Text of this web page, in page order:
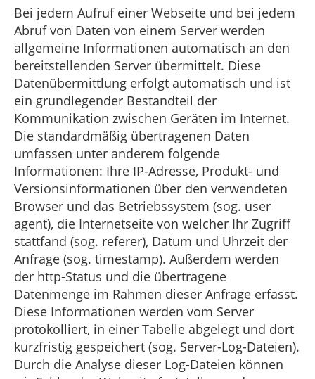
Bei jedem Aufruf einer Webseite und bei jedem
Abruf von Daten von einem Server werden
allgemeine Informationen automatisch an den
bereitstellenden Server übermittelt. Diese
Datenübermittlung erfolgt automatisch und ist
ein grundlegender Bestandteil der
Kommunikation zwischen Geräten im Internet.
Die standardmäßig übertragenen Daten
umfassen unter anderem folgende
Informationen: Ihre IP-Adresse, Produkt- und
Versionsinformationen über den verwendeten
Browser und das Betriebssystem (sog. user
agent), die Internetseite von welcher Ihr Zugriff
stattfand (sog. referer), Datum und Uhrzeit der
Anfrage (sog. timestamp). Außerdem werden
der http-Status und die übertragene
Datenmenge im Rahmen dieser Anfrage erfasst.
Diese Informationen werden vom Server
protokolliert, in einer Tabelle abgelegt und dort
kurzfristig gespeichert (sog. Server-Log-Dateien).
Durch die Analyse dieser Log-Dateien können